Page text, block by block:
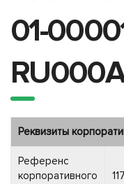
01-
Реквизиты
Референс
корпоративного